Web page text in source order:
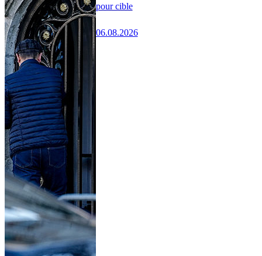
pour cible
06.08.2026